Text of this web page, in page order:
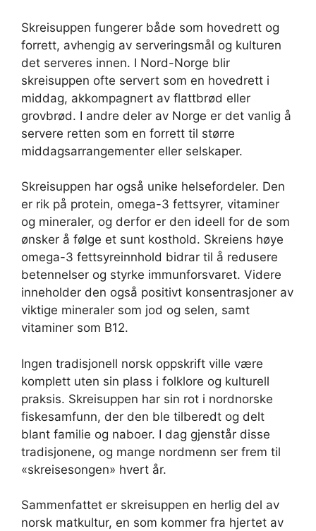
Skreisuppen fungerer både som hovedrett og
forrett, avhengig av serveringsmål og kulturen
det serveres innen. I Nord-Norge blir
skreisuppen ofte servert som en hovedrett i
middag, akkompagnert av flattbrød eller
grovbrød. I andre deler av Norge er det vanlig å
servere retten som en forrett til større
middagsarrangementer eller selskaper.
Skreisuppen har også unike helsefordeler. Den
er rik på protein, omega-3 fettsyrer, vitaminer
og mineraler, og derfor er den ideell for de som
ønsker å følge et sunt kosthold. Skreiens høye
omega-3 fettsyreinnhold bidrar til å redusere
betennelser og styrke immunforsvaret. Videre
inneholder den også positivt konsentrasjoner av
viktige mineraler som jod og selen, samt
vitaminer som B12.
Ingen tradisjonell norsk oppskrift ville være
komplett uten sin plass i folklore og kulturell
praksis. Skreisuppen har sin rot i nordnorske
fiskesamfunn, der den ble tilberedt og delt
blant familie og naboer. I dag gjenstår disse
tradisjonene, og mange nordmenn ser frem til
«skreisesongen» hvert år.
Sammenfattet er skreisuppen en herlig del av
norsk matkultur, en som kommer fra hjertet av